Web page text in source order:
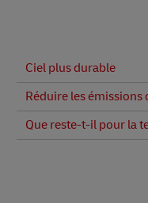
Ciel plus durable
Réduire les
Que reste-t-il pour la